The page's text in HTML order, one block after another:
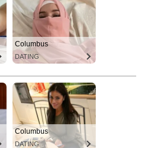
Columbus
DATING
Columbus
DATING